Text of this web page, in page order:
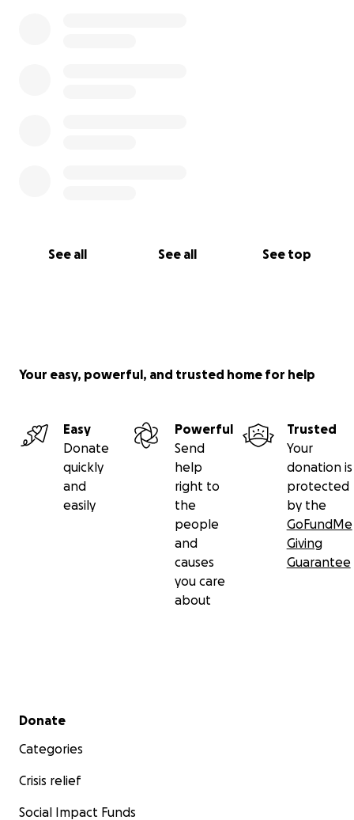
See all See all See top
Your easy, powerful, and trusted home for help
Easy
Donate
quickly
and
easily
Powerful
Send
help
right to
the
people
and
causes
you care
about
Trusted
Your
donation is
protected
by the
GoFundMe
Giving
Guarantee
Secondary menu
Donate
Categories
Crisis relief
Social Impact Funds